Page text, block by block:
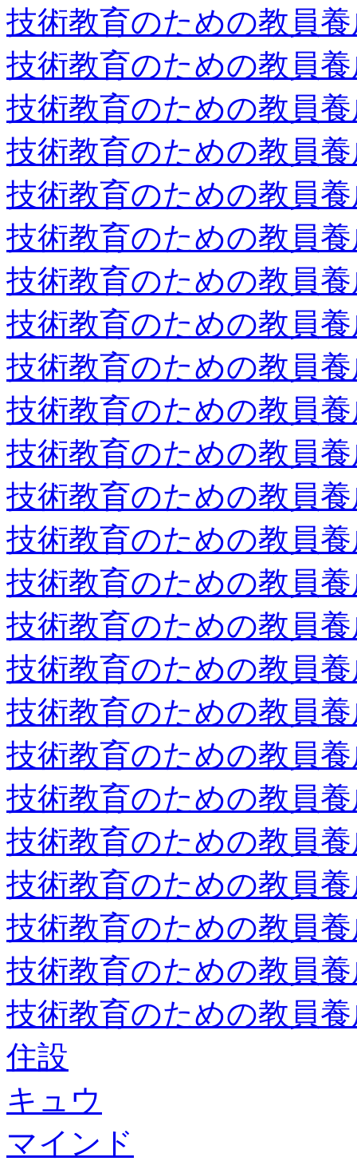
技術教育のための教員
技術教育のための教員
技術教育のための教員
技術教育のための教員
技術教育のための教員
技術教育のための教員
技術教育のための教員
技術教育のための教員
技術教育のための教員
技術教育のための教員
技術教育のための教員
技術教育のための教員
技術教育のための教員
技術教育のための教員
技術教育のための教員
技術教育のための教員
技術教育のための教員
技術教育のための教員
技術教育のための教員
技術教育のための教員
技術教育のための教員
技術教育のための教員
技術教育のための教員
技術教育のための教員
住設
キュウ
マインド